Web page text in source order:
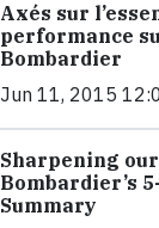
Axés sur
performance
Bombardier
Jun 11, 2015
Sharpening our
Bombardier’s
Summary